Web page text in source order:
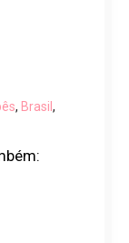
, Brasil ,